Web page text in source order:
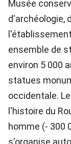
Musée
d'archéologie,
ensemble de
environ 5 000
statues
occidentale.
l'histoire du
homme (- 300